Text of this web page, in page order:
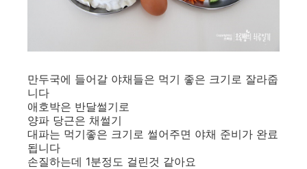
만두국에 들어갈 야채들은 먹기 좋은 크기로 잘라줍
니다
애호박은 반달썰기로
양파 당근은 채썰기
대파는 먹기좋은 크기로 썰어주면 야채 준비가 완료
됩니다
손질하는데 1분정도 걸린것 같아요